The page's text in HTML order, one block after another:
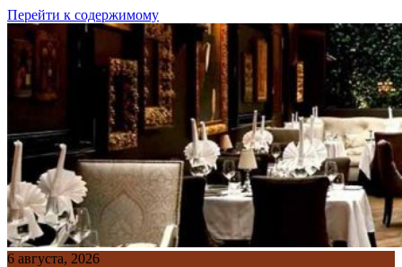
Перейти к содержимому
6 августа, 2026